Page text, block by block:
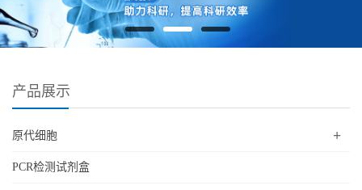
产品展示
原代细胞 +
PCR检测试剂盒